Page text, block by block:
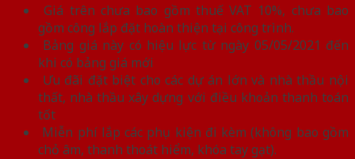
Giá trên chưa bao gồm thuế VAT 10%, chưa bao
gồm công lắp đặt hoàn thiện tại công trình.
Bảng giá này có hiệu lực từ ngày 05/05/2021 đến
khi có bảng giá mới
Ưu đãi đặt biệt cho các dự án lớn và nhà thầu nội
thất, nhà thầu xây dựng với điều khoản thanh toán
tốt
Miễn phí lắp các phụ kiện đi kèm (không bao gồm
chỏ âm, thanh thoát hiểm, khóa tay gạt).